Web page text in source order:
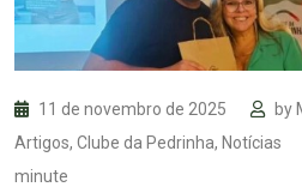
11 de novembro de 2025 by
Artigos, Clube da Pedrinha, Notícias
minute